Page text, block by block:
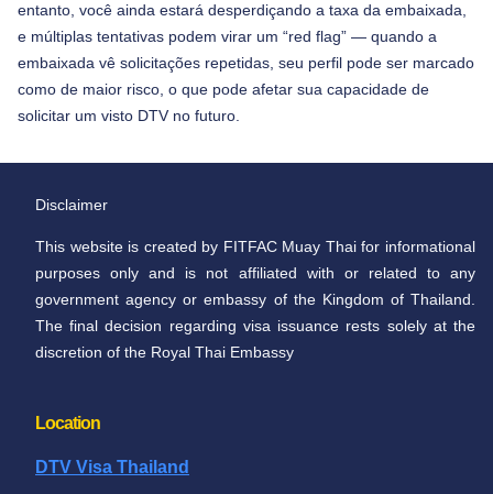
entanto, você ainda estará desperdiçando a taxa da embaixada,
e múltiplas tentativas podem virar um “red flag” — quando a
embaixada vê solicitações repetidas, seu perfil pode ser marcado
como de maior risco, o que pode afetar sua capacidade de
solicitar um visto DTV no futuro.
Disclaimer
This website is created by FITFAC Muay Thai for informational
purposes only and is not affiliated with or related to any
government agency or embassy of the Kingdom of Thailand.
The final decision regarding visa issuance rests solely at the
discretion of the Royal Thai Embassy
Location​
DTV Visa Thailand